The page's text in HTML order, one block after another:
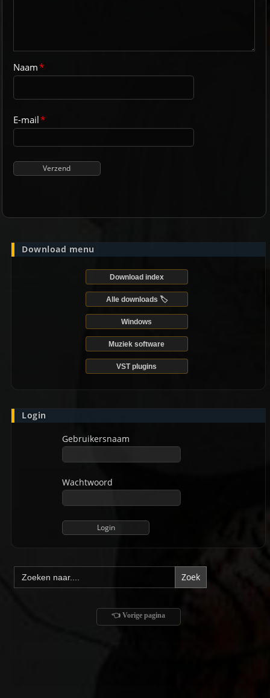
Naam*
E-mail*
Download menu
Download index
Alle downloads 🏷️
Windows
Muziek software
VST plugins
Login
Gebruikersnaam
Wachtwoord
Zoek
naar:
👈 Vorige pagina